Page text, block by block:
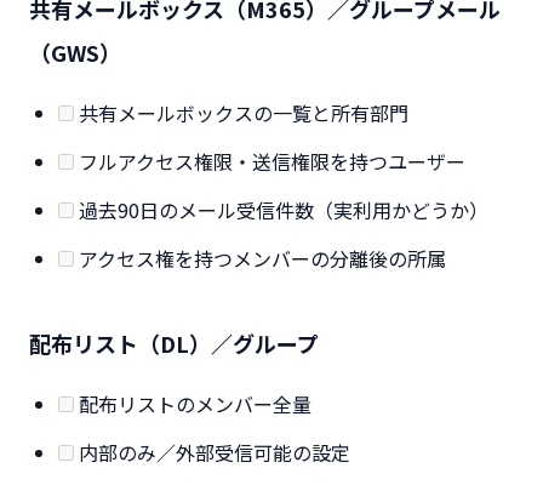
共有メールボックス（M365）／グループメール
（GWS）
共有メールボックスの一覧と所有部門
フルアクセス権限・送信権限を持つユーザー
過去90日のメール受信件数（実利用かどうか）
アクセス権を持つメンバーの分離後の所属
配布リスト（DL）／グループ
配布リストのメンバー全量
内部のみ／外部受信可能の設定